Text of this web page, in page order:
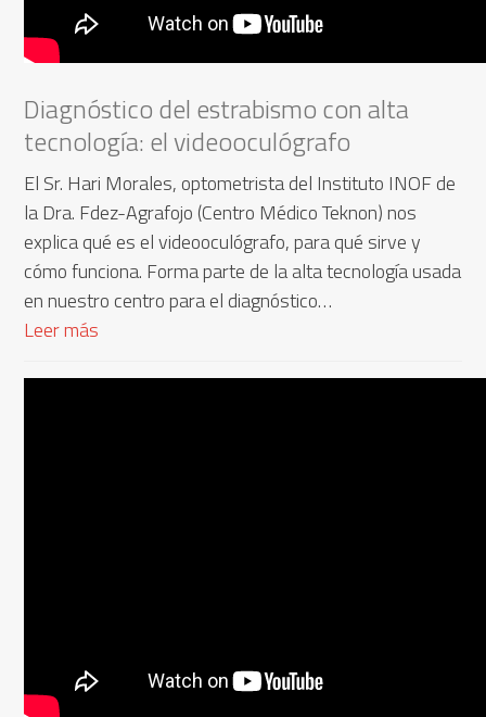
Diagnóstico del estrabismo con alta
tecnología: el videooculógrafo
El Sr. Hari Morales, optometrista del Instituto INOF de
la Dra. Fdez-Agrafojo (Centro Médico Teknon) nos
explica qué es el videooculógrafo, para qué sirve y
cómo funciona. Forma parte de la alta tecnología usada
en nuestro centro para el diagnóstico…
Leer más